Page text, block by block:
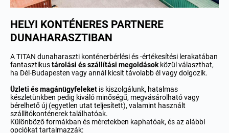
HELYI KONTÉNERES PARTNERE
DUNAHARASZTIBAN
A TITAN dunaharaszti konténerbérlési és -értékesítési lerakatában
fantasztikustárolási és szállítási megoldások közül választhat,
ha Dél-Budapesten vagy annál kicsit távolabb él vagy dolgozik.
Üzleti és magánügyfeleket is kiszolgálunk, hatalmas
készletünkben pedig kiváló minőségű, megvásárolható vagy
bérelhető új (egyetlen utat teljesített), valamint használt
szállítókonténerek találhatóak.
Különböző formákban és méretekben kaphatóak, és az alábbi
opciókat tartalmazzák: